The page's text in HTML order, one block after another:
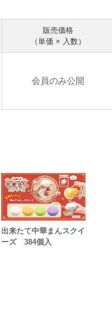
販売価格
（単価 × 入数）
会員のみ公開
出来たて中華まんスクイ
ーズ 384個入